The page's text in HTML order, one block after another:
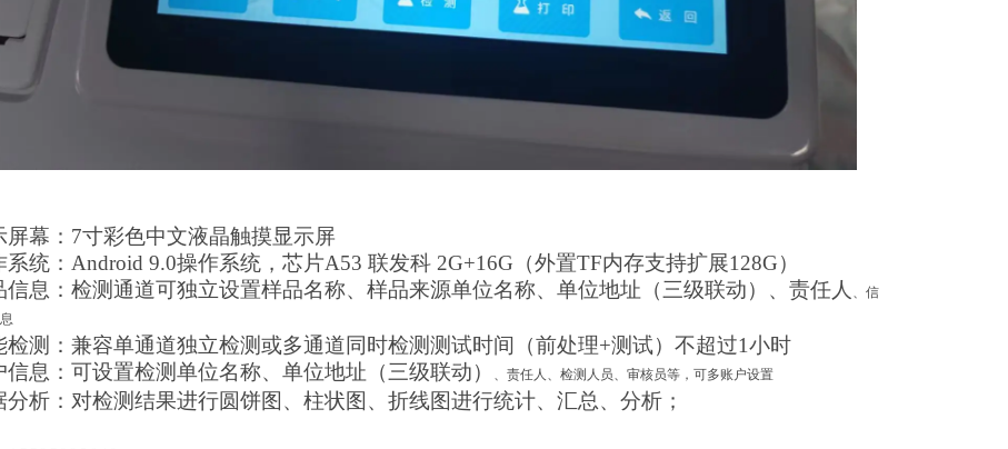
屏幕：7寸彩色中文液晶触摸显示屏
系统：Android 9.0操作系统，芯片A53 联发科 2G+16G（外置TF内存支持扩展128G）
信息：检测通道可独立设置样品名称、样品来源单位名称、单位地址（三级联动）、责任人 、信
检测：兼容单通道独立检测或多通道同时检测测试时间（前处理+测试）不超过1小时
信息：可设置检测单位名称、单位地址（三级联动）
、责任人、检测人员、审核员等，可多账户设置
分析：对检测结果进行圆饼图、柱状图、折线图进行统计、汇总、分析；